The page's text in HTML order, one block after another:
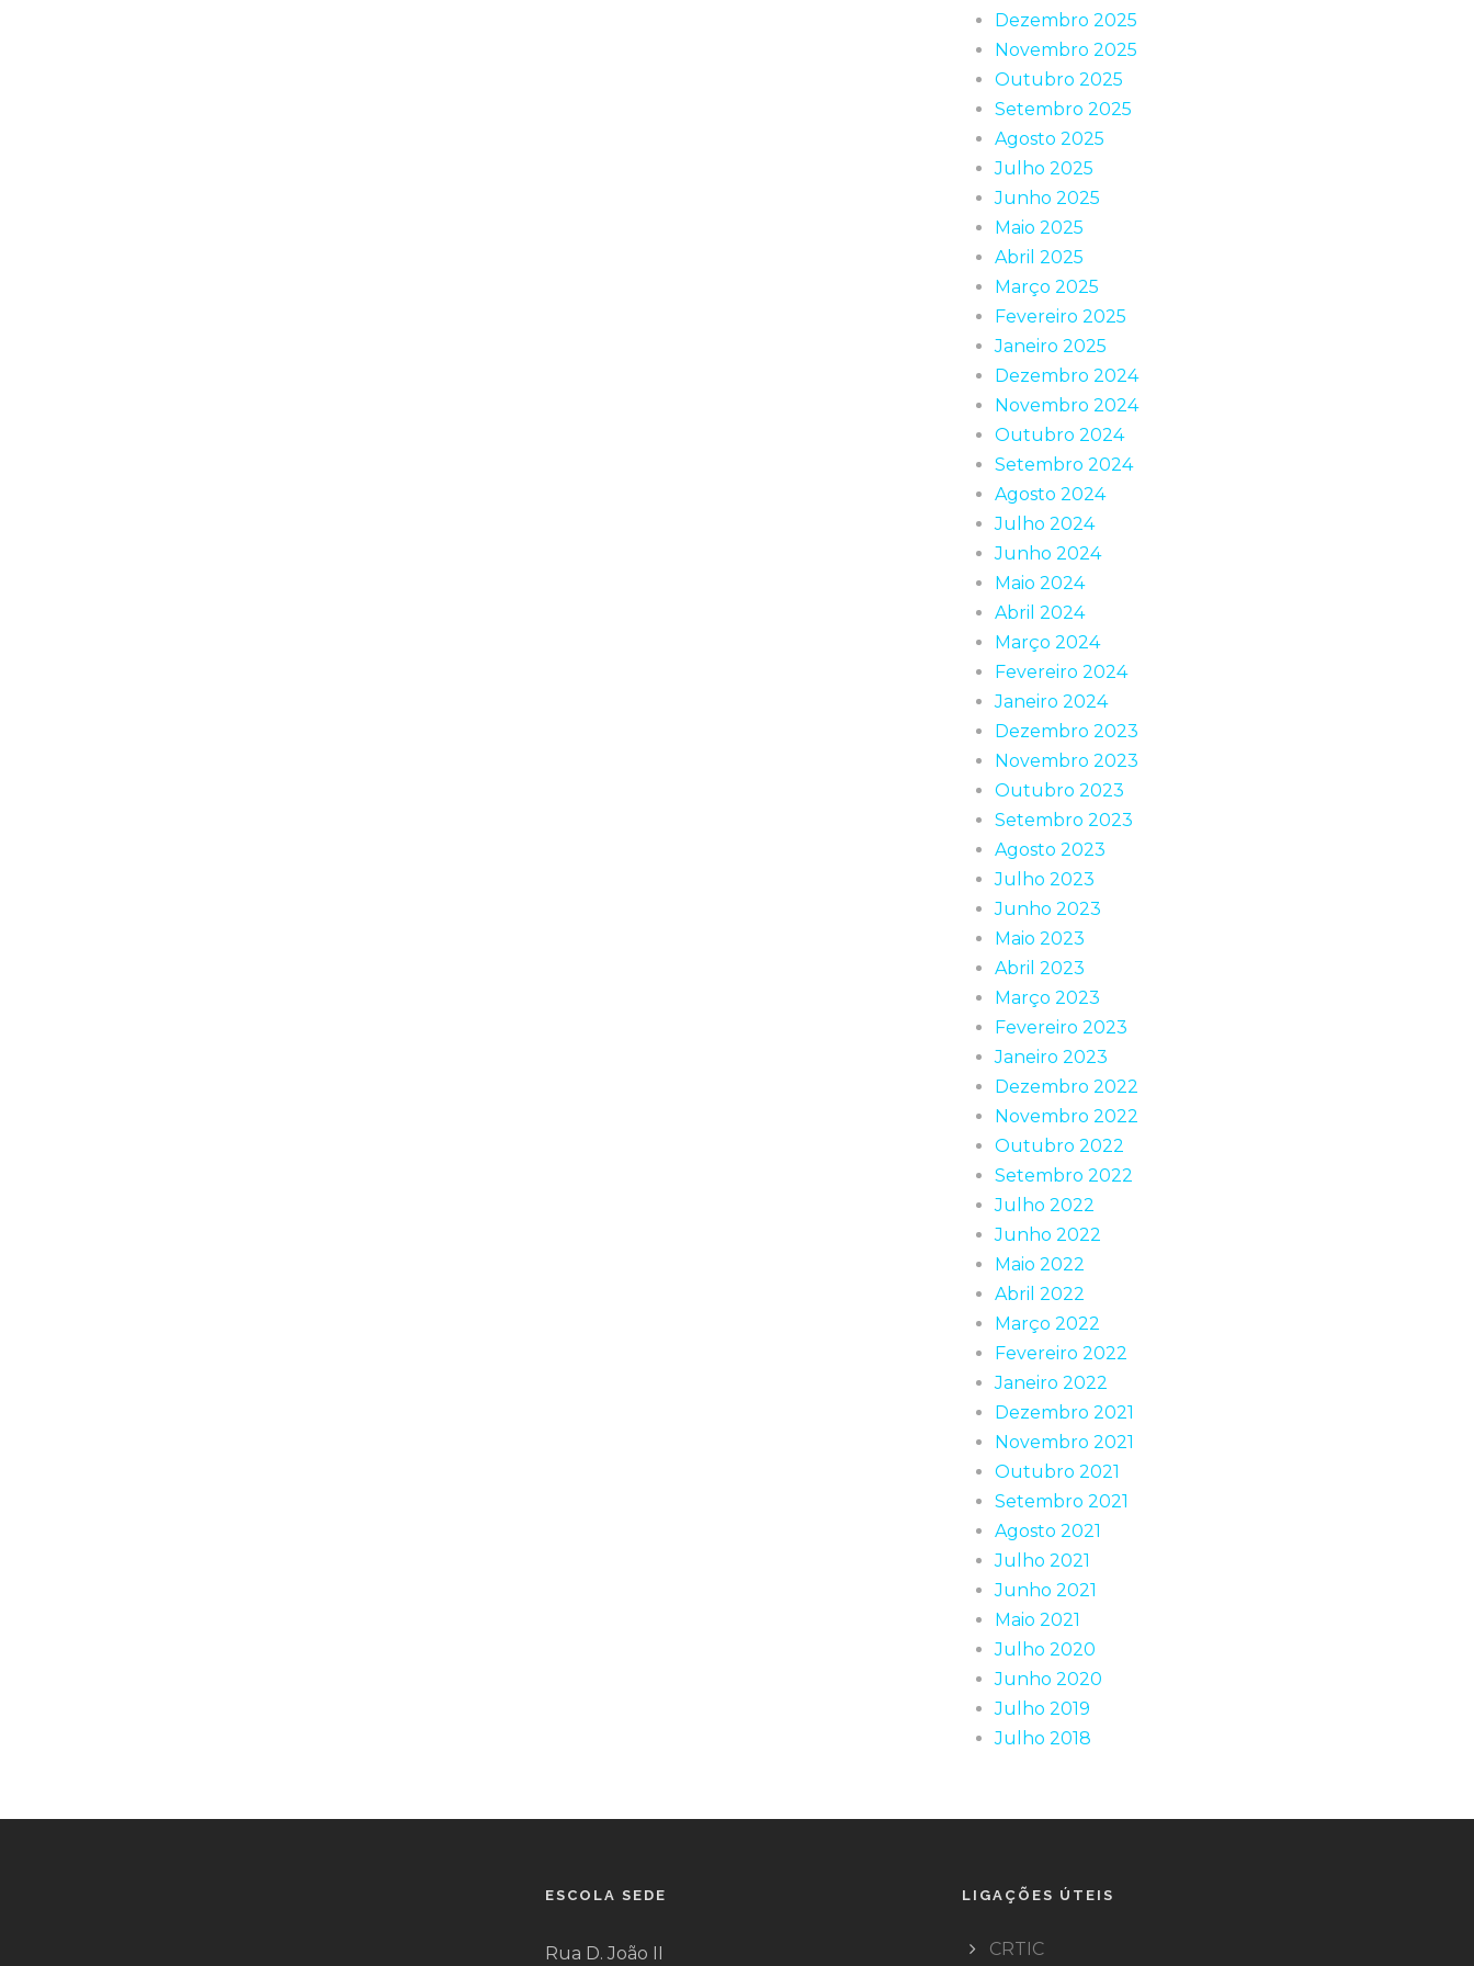
Dezembro 2025
Novembro 2025
Outubro 2025
Setembro 2025
Agosto 2025
Julho 2025
Junho 2025
Maio 2025
Abril 2025
Março 2025
Fevereiro 2025
Janeiro 2025
Dezembro 2024
Novembro 2024
Outubro 2024
Setembro 2024
Agosto 2024
Julho 2024
Junho 2024
Maio 2024
Abril 2024
Março 2024
Fevereiro 2024
Janeiro 2024
Dezembro 2023
Novembro 2023
Outubro 2023
Setembro 2023
Agosto 2023
Julho 2023
Junho 2023
Maio 2023
Abril 2023
Março 2023
Fevereiro 2023
Janeiro 2023
Dezembro 2022
Novembro 2022
Outubro 2022
Setembro 2022
Julho 2022
Junho 2022
Maio 2022
Abril 2022
Março 2022
Fevereiro 2022
Janeiro 2022
Dezembro 2021
Novembro 2021
Outubro 2021
Setembro 2021
Agosto 2021
Julho 2021
Junho 2021
Maio 2021
Julho 2020
Junho 2020
Julho 2019
Julho 2018
ESCOLA SEDE
Rua D. João II
LIGAÇÕES ÚTEIS
CRTIC